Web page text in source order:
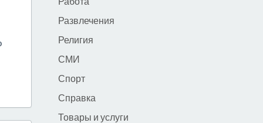
Развлечения
Религия
СМИ
Спорт
Справка
Товары и услуги